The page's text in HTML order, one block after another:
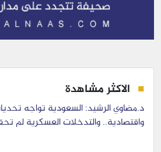
الاكثر مشاهدة
د.مضاوي الرشيد: السعودية تواجه
واقتصادية.. والتدخلات العسكرية لم